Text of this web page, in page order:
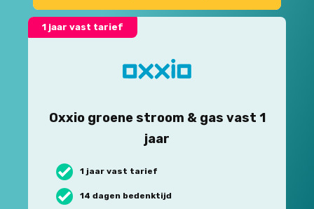
1 jaar vast tarief
Oxxio groene stroom & gas vast 1
jaar
1 jaar vast tarief
14 dagen bedenktijd